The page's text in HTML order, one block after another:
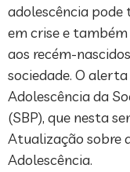
adolescência
em crise e também
aos recém-
sociedade. O
Adolescência da
(SBP), que nesta
Atualização sobre
Adolescência.